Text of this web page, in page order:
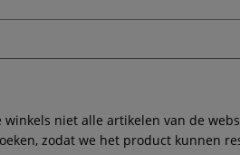
niet alle artikelen van de
zodat we het product kunnen